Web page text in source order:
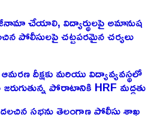
చేయాలి, విద్యార్థులపై అమానుష
పోలీసులపై చట్టపరమైన చర్యలు
దీక్షకు మరియు విద్యావ్యవస్థలో
పోరాటానికి HRF మద్దతు
సభను తెలంగాణ పోలీసు శాఖ